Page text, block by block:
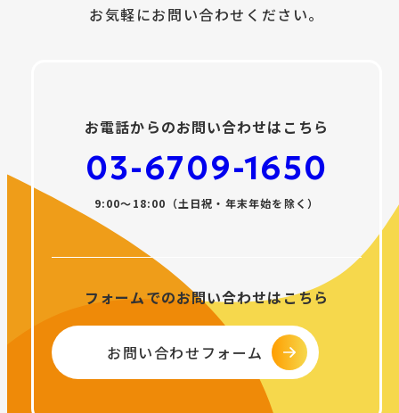
お気軽にお問い合わせください。
お電話からのお問い合わせはこちら
03-6709-1650
9:00〜18:00（土日祝・年末年始を除く）
フォームでのお問い合わせはこちら
お問い合わせフォーム